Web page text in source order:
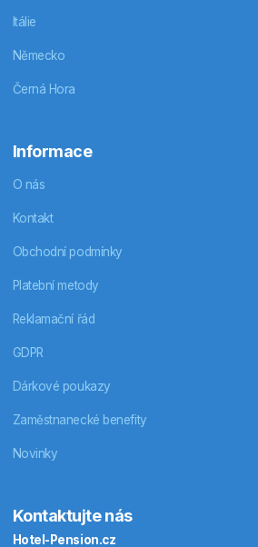
Itálie
Německo
Černá Hora
Informace
O nás
Kontakt
Obchodní podmínky
Platební metody
Reklamační řád
GDPR
Dárkové poukazy
Zaměstnanecké benefity
Novinky
Kontaktujte nás
Hotel-Pension.cz